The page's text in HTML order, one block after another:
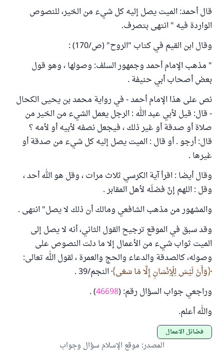
قال أحمد: الميت يصل إليه كل شيء من الخير، للنصوص
الواردة فيه " انتهى بتصرف.
وقال ابن القيم في كتاب "الروح" (ص/170) :
" مذهب الإمام أحمد وجمهور السلف: وصولها ، وهو قول
بعض أصحاب أبي حنيفة .
نص على هذا الإمام أحمد - في رواية محمد بن يحيى الكحال
- قال: قيل لأبي عبد الله : الرجل يعمل الشيء من الخير من
صلاة أو صدقة أو غير ذلك ، فيجعل نصفه لأبيه أو لأمه ؟
قال: أرجو . أو قال : الميت يصل إليه كل شيء من صدقة أو
غيرها .
وقال أيضا : اقرأ آية الكرسي ثلاث مرات ، وقل هو الله أحد ،
وقل : اللهم إنَّ فضلَه لأهل المقابر .
والمشهور من مذهب الشافعي ومالك أن ذلك لا يصل" انتهى .
وقد سبق في الموقع ترجيح القول الثاني، أنه لا يصل إلى
الميت ثواب شيء من الأعمال إلا ما دلت النصوص على
وصوله، كالصدقة والدعاء والحج والعمرة ، لقول الله تعالى:
وَأَنْ لَيْسَ لِلْإِنْسَانِ إِلَّا مَا سَعَى النجم/39 .
وراجعي جواب السؤال رقم: (46698
) .
والله أعلم.
فضائل الأعمال
المصدر: موقع الإسلام سؤال وجواب